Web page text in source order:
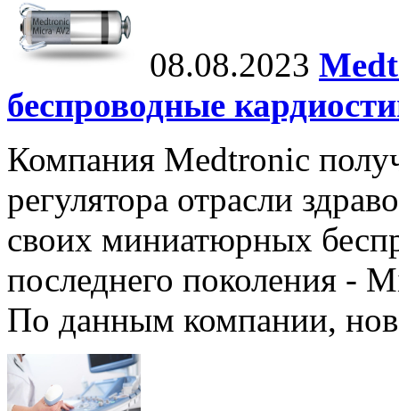
08.08.2023
беспроводные
Компания Medtronic
регулятора отрасли
своих миниатюрных
последнего поколения -
По данным компании,